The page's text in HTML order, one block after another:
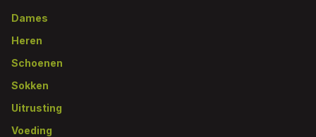
Footer
Dames
Heren
Schoenen
Sokken
Uitrusting
Voeding